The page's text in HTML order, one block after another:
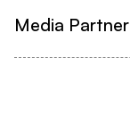
Media Partner